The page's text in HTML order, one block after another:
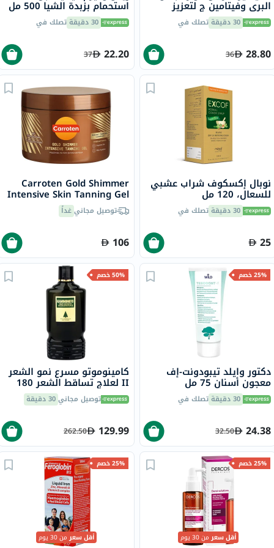
البري وفيتامين ج لتعزيز
المناعة، حزمة من 20
30 دقيقة تصلك في
28.80
36
استحمام بزبدة الشيا 500 مل
17302 30 دقيقة تصلك في
22.20
37
نوبال إكسكوف شراب عشبي
للسعال، 120 مل
30 دقيقة تصلك في
25
Carroten Gold Shimmer
Intensive Skin Tanning Gel
150mlتوصيل مجانيغداً
106
25% خصم
دكتور وايلد تيبودونت-إف
معجون أسنان 75 مل
30 دقيقة تصلك في
24.38
32.50
50% خصم
كامينوموتو مسرع نمو الشعر
II لعلاج تساقط الشعر 180
مل توصيل مجاني30 دقيقة
129.99
262.50
25% خصم
أقل سعرمن 30 يوم
25% خصم
أقل سعرمن 30 يوم